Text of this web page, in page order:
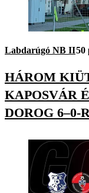
Labdarúgó NB II50
HÁROM
KAPOSVÁR
DOROG 6–0-